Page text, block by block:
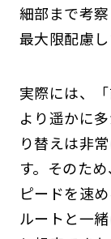
細部まで考
最大限配慮
実際には、
より遥かに
り替えは非
す。そのた
ピードを速
ルートと一